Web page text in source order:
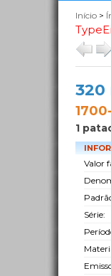
Início >
320
1
Valor
Série: